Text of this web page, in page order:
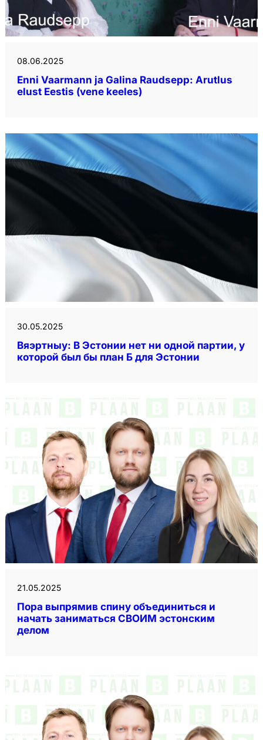
08.06.2025
Enni Vaarmann ja Galina Raudsepp: Arutlus
elust Eestis (vene keeles)
30.05.2025
Вяэртныу: В Эстонии нет ни одной партии, у
которой был бы план Б для Эстонии
21.05.2025
Пора выпрямив спину объединиться и
начать заниматься СВОИМ эстонским
делом